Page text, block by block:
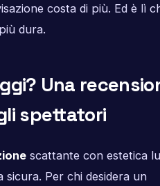
costa di più. Ed è lì
dura.
Una
spettatori
scattante con estetica
sicura. Per chi desidera un